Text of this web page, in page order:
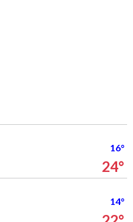
16°
24°
14°